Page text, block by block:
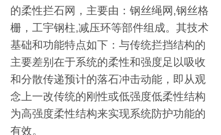
的柔性拦石网，主要由：钢丝绳网,钢丝格
栅，工宇钢柱,减压环等部件组成。其技术
基础和功能特点如下：与传统拦挡结构的
主要差别在于系统的柔性和强度足以吸收
和分散传递预计的落石冲击动能，即从观
念上一改传统的刚性或低强度低柔性结构
为高强度柔性结构来实现系统防护功能的
有效。